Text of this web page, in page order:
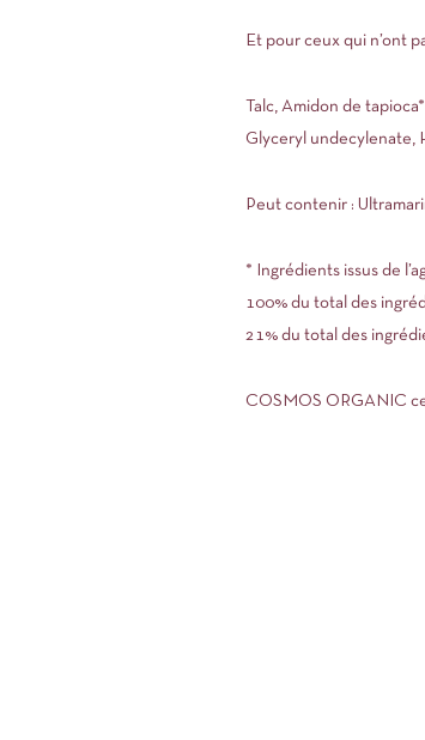
Et pour ceux qui n’ont
Talc, Amidon de
Glyceryl undecylenate,
Peut contenir :
* Ingrédients issus de
100% du total des
21% du total des
COSMOS ORGANIC